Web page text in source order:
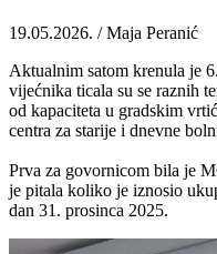
19.05.2026. / Maja Peranić
Aktualnim satom krenula je
vijećnika ticala su se raznih
od kapaciteta u gradskim
centra za starije i dnevne
Prva za govornicom bila je
je pitala koliko je iznosio
dan 31. prosinca 2025.